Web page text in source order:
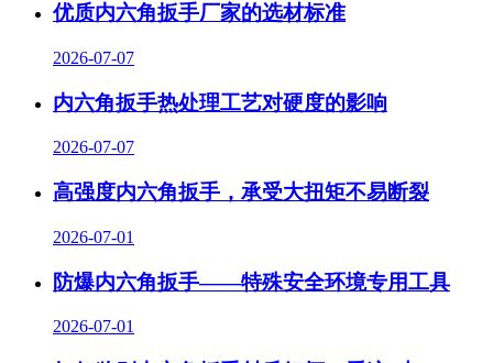
优质内六角扳手厂家的选材标准
2026-07-07
内六角扳手热处理工艺对硬度的影响
2026-07-07
高强度内六角扳手，承受大扭矩不易断裂
2026-07-01
防爆内六角扳手——特殊安全环境专用工具
2026-07-01